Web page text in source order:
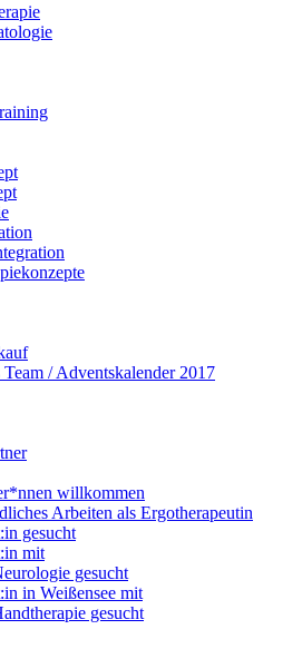
/ Adventskalender 2017
willkommen
Arbeiten als Ergotherapeutin
gesucht
mit
gesucht
in Weißensee mit
gesucht